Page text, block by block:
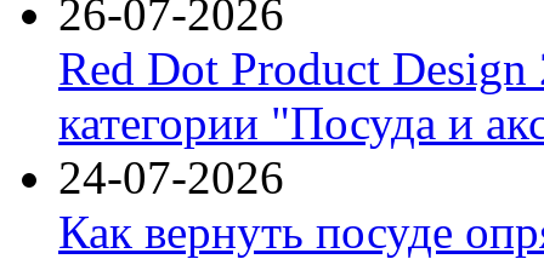
26-07-2026
Red Dot Product Design
категории "Посуда и
24-07-2026
Как вернуть посуде